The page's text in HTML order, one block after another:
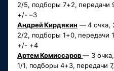
2/5, подборы 7+2, передачи
+/- –3
Андрей Кирдякин — 4 очка,
2/2, подборы 1+0, передачи
+/- +4
Артем Комиссаров — 3
1/1, подборы 4+3, передачи